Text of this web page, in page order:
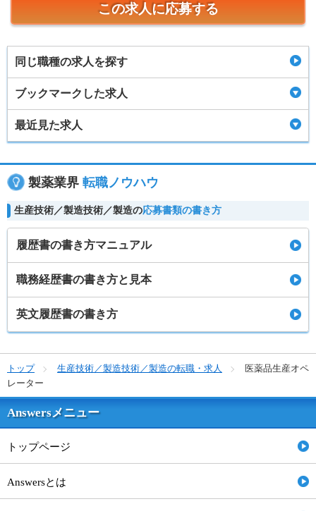
この求人に応募する
同じ職種の求人を探す
ブックマークした求人
最近見た求人
製薬業界 転職ノウハウ
生産技術／製造技術／製造の応募書類の書き方
履歴書の書き方マニュアル
職務経歴書の書き方と見本
英文履歴書の書き方
トップ 生産技術／製造技術／製造の転職・求人
医薬品生産オペ
レーター
Answersメニュー
トップページ
Answersとは